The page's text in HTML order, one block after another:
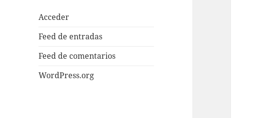
Acceder
Feed de entradas
Feed de comentarios
WordPress.org